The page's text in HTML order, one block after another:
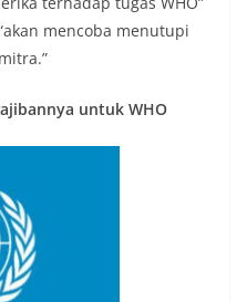
mencoba menutupi
untuk WHO